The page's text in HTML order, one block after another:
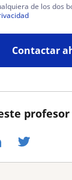
profesor
de los dos
Contactar